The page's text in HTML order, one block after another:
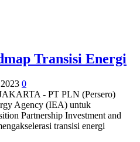
Transisi Energi
0
- PT PLN (Persero)
Agency (IEA) untuk
Partnership Investment and
transisi energi